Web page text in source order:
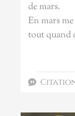
de mars.
En mars
tout quand